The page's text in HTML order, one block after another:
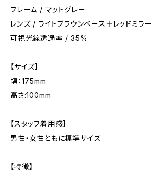
フレーム / マットグレー
レンズ / ライトブラウンベース＋レッドミラー
可視光線透過率 / 35%
【サイズ】
幅：175mm
高さ:100mm
【スタッフ着用感】
男性・女性ともに標準サイズ
【特徴】